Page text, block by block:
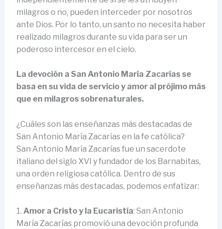
milagros o no, pueden interceder por nosotros
ante Dios. Por lo tanto, un santo no necesita haber
realizado milagros durante su vida para ser un
poderoso intercesor en el cielo.
La devoción a San Antonio María Zacarías se
basa en su vida de servicio y amor al prójimo más
que en milagros sobrenaturales.
¿Cuáles son las enseñanzas más destacadas de
San Antonio María Zacarías en la fe católica?
San Antonio María Zacarías fue un sacerdote
italiano del siglo XVI y fundador de los Barnabitas,
una orden religiosa católica. Dentro de sus
enseñanzas más destacadas, podemos enfatizar:
1. Amor a Cristo y la Eucaristía: San Antonio
María Zacarías promovió una devoción profunda